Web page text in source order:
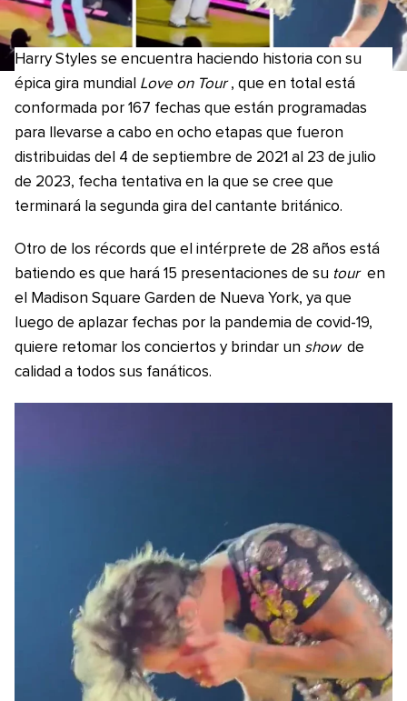
Harry Styles se encuentra haciendo historia con su
épica gira mundial Love on Tour , que en total está
conformada por 167 fechas que están programadas
para llevarse a cabo en ocho etapas que fueron
distribuidas del 4 de septiembre de 2021 al 23 de julio
de 2023, fecha tentativa en la que se cree que
terminará la segunda gira del cantante británico.
Otro de los récords que el intérprete de 28 años está
batiendo es que hará 15 presentaciones de su tour en
el Madison Square Garden de Nueva York, ya que
luego de aplazar fechas por la pandemia de covid-19,
quiere retomar los conciertos y brindar un show de
calidad a todos sus fanáticos.